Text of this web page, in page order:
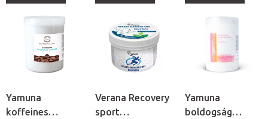
Yamuna
koffeines
Verana Recovery
sport
Yamuna
boldogság